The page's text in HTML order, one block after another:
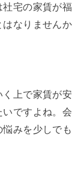
宅の家賃が福
なりませんか
上で家賃が安
いですよね。会
みを少しでも